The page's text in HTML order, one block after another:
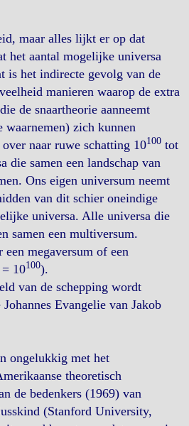
maar alles lijkt er op dat
het aantal mogelijke universa
is het indirecte gevolg van de
manieren waarop de extra
de snaartheorie aanneemt
zich kunnen
naar ruwe schatting 10100 tot
die samen een landschap van
Ons eigen universum neemt
van dit schier oneindige
universa. Alle universa die
samen een multiversum.
een megaversum of een
10100).
van de schepping wordt
Evangelie van Jakob
ongelukkig met het
theoretisch
de bedenkers (1969) van
(Stanford University,